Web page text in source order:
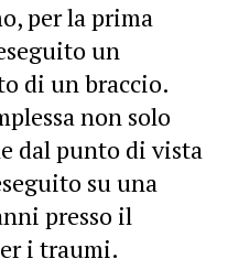
per la prima
un
di un braccio.
non solo
dal punto di vista
su una
presso il
i traumi.